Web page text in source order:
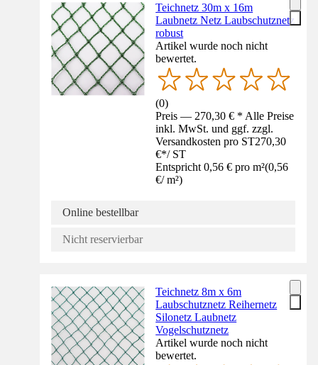
Teichnetz 30m x 16m
Laubnetz Netz Laubschutznetz
robust
Artikel wurde noch nicht
bewertet.
(0)
Preis — 270,30 € * Alle Preise
inkl. MwSt. und ggf. zzgl.
Versandkosten pro ST270,30
€*/ ST
Entspricht 0,56 € pro m²(0,56
€/ m²)
Online bestellbar
Nicht reservierbar
Teichnetz 8m x 6m
Laubschutznetz Reihernetz
Silonetz Laubnetz
Vogelschutznetz
Artikel wurde noch nicht
bewertet.